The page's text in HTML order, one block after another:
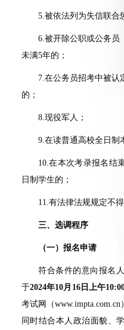
5.被依法列为失信联合
6.被开除公职或公务员
未满5年的；
7.在公务员招考中被认
的；
8.现役军人；
9.在读普通高校全日制
10.在本次考录报名结
日制学生的；
11.有法律法规规定不
三、选调程序
（一）报名申请
符合条件的意向报名
于2024年10月 16日上午
考试网（www.impta.com.cn
同时结合本人政治面貌、